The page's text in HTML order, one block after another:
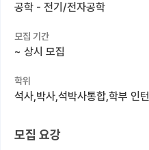
국내대학원 정보
연구실&오픈랩
커리어
공학 - 전기/전자공학
모집 기간
~ 상시 모집
학위
석사,박사,석박사통합,학부 인턴
모집 요강